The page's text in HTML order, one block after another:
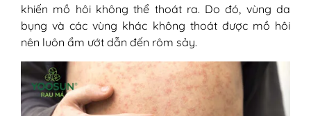
khiến mồ hôi không thể thoát ra. Do đó, vùng da
bụng và các vùng khác không thoát được mồ hôi
nên luôn ẩm ướt dẫn đến rôm sảy.